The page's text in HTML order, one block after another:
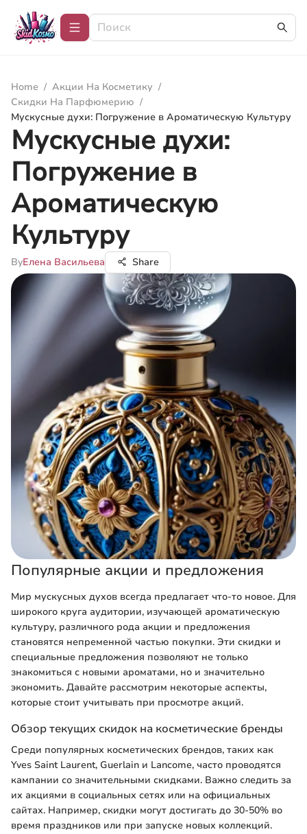
Home / Акции На Косметику /
Скидки На Парфюмерию /
Мускусные духи: Погружение в Ароматическую Культуру
Мускусные духи:
Погружение в
Ароматическую
Культуру
ByЕлена Васильева Share
Популярные акции и предложения
Мир мускусных духов всегда предлагает что-то новое. Для
широкого круга аудитории, изучающей ароматическую
культуру, различного рода акции и предложения
становятся непременной частью покупки. Эти скидки и
специальные предложения позволяют не только
знакомиться с новыми ароматами, но и значительно
экономить. Давайте рассмотрим некоторые аспекты,
которые стоит учитывать при просмотре акций.
Обзор текущих скидок на косметические бренды
Среди популярных косметических брендов, таких как
Yves Saint Laurent, Guerlain и Lancome, часто проводятся
кампании со значительными скидками. Важно следить за
их акциями в социальных сетях или на официальных
сайтах. Например, скидки могут достигать до 30-50% во
время праздников или при запуске новых коллекций.